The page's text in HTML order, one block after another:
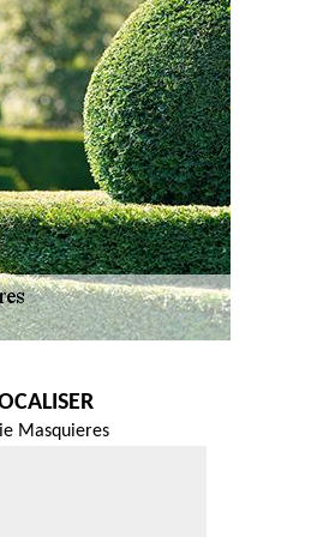
Masquieres